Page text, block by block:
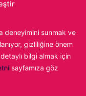
deneyimini sunmak ve
gizliliğine önem
bilgi almak için
sayfamıza göz